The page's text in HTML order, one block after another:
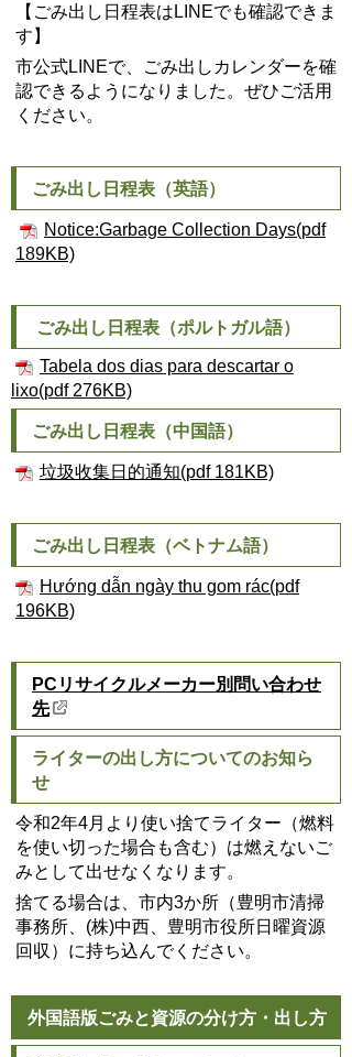
【ごみ出し日程表はLINEでも確認できま
す】
市公式LINEで、ごみ出しカレンダーを確
認できるようになりました。ぜひご活用
ください。
ごみ出し日程表（英語）
Notice:Garbage Collection Days(pdf
189KB)
ごみ出し日程表（ポルトガル語）
Tabela dos dias para descartar o
lixo(pdf 276KB)
ごみ出し日程表（中国語）
垃圾收集日的通知(pdf 181KB)
ごみ出し日程表（ベトナム語）
Hướng dẫn ngày thu gom rác(pdf
196KB)
PCリサイクルメーカー別問い合わせ
先
ライターの出し方についてのお知ら
せ
令和2年4月より使い捨てライター（燃料
を使い切った場合も含む）は燃えないご
みとして出せなくなります。
捨てる場合は、市内3か所（豊明市清掃
事務所、(株)中西、豊明市役所日曜資源
回収）に持ち込んでください。
外国語版ごみと資源の分け方・出し方